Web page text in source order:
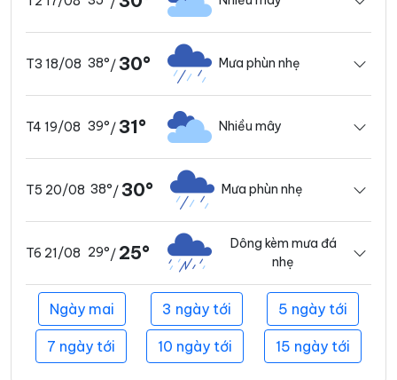
T3 18/08 38°/30° Mưa phùn nhẹ
T4 19/08 39°/31° Nhiều mây
T5 20/08 38°/30° Mưa phùn nhẹ
T6 21/08 29°/ 25°
Dông kèm mưa đá
nhẹ
Ngày mai 3 ngày tới 5 ngày tới
7 ngày tới 10 ngày tới 15 ngày tới